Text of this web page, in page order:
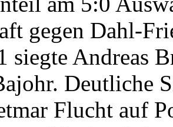
gegen Dahl-
siegte Andreas
Deutliche
Flucht auf